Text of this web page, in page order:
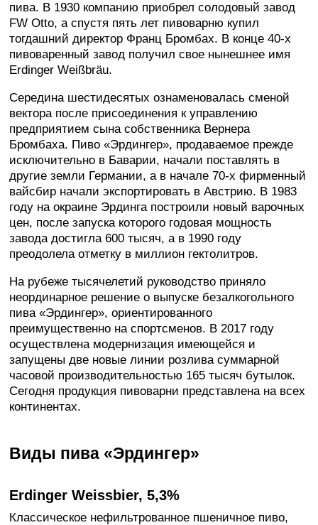
пива. В 1930 компанию приобрел солодовый завод
FW Otto, а спустя пять лет пивоварню купил
тогдашний директор Франц Бромбах. В конце 40-х
пивоваренный завод получил свое нынешнее имя
Erdinger Weißbräu.
Середина шестидесятых ознаменовалась сменой
вектора после присоединения к управлению
предприятием сына собственника Вернера
Бромбаха. Пиво «Эрдингер», продаваемое прежде
исключительно в Баварии, начали поставлять в
другие земли Германии, а в начале 70-х фирменный
вайсбир начали экспортировать в Австрию. В 1983
году на окраине Эрдинга построили новый варочных
цен, после запуска которого годовая мощность
завода достигла 600 тысяч, а в 1990 году
преодолела отметку в миллион гектолитров.
На рубеже тысячелетий руководство приняло
неординарное решение о выпуске безалкогольного
пива «Эрдингер», ориентированного
преимущественно на спортсменов. В 2017 году
осуществлена модернизация имеющейся и
запущены две новые линии розлива суммарной
часовой производительностью 165 тысяч бутылок.
Сегодня продукция пивоварни представлена на всех
континентах.
Виды пива «Эрдингер»
Erdinger Weissbier, 5,3%
Классическое нефильтрованное пшеничное пиво,